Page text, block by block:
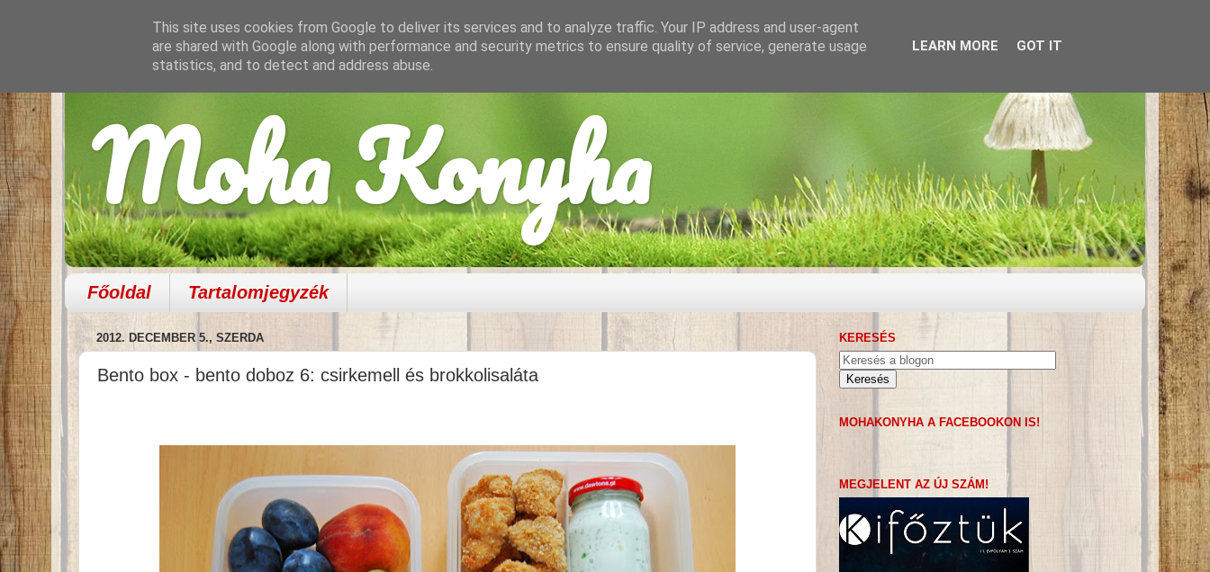
Moha Konyha
Főoldal Tartalomjegyzék
2012. DECEMBER 5., SZERDA
Bento box - bento doboz 6: csirkemell és brokkolisaláta
KERESÉS
MOHAKONYHA A FACEBOOKON IS!
MEGJELENT AZ ÚJ SZÁM!
This site uses cookies from Google to deliver its services and to analyze traffic. Your IP address and user-agent
are shared with Google along with performance and security metrics to ensure quality of service, generate usage
statistics, and to detect and address abuse.
LEARN MORE GOT IT